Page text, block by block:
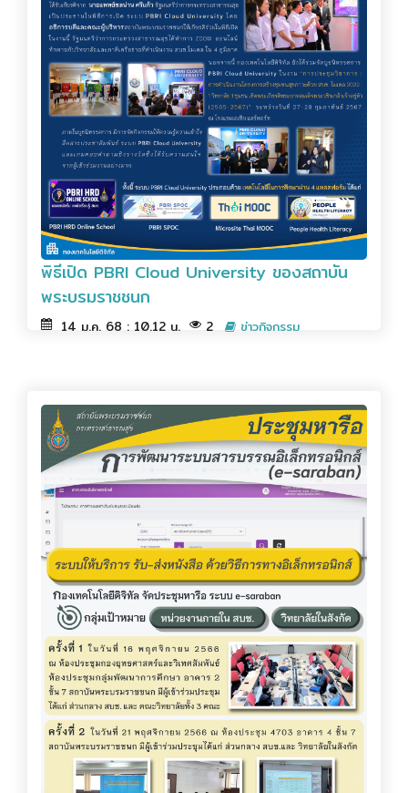
พิธีเปิด PBRI Cloud University ของสถาบัน
พระบรมราชชนก
14 ม.ค. 68 : 10.12 น. 2 ข่าวกิจกรรม